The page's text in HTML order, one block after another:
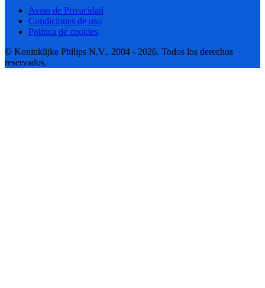
Aviso de Privacidad
Condiciones de uso
Política de cookies
© Koninklijke Philips N.V., 2004 - 2026. Todos los derechos
reservados.